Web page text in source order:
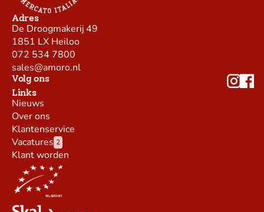
Adres
De Droogmakerij 49
1851 LX Heiloo
072 534 7800
sales@amoro.nl
Volg ons
Links
Nieuws
Over ons
Klantenservice
Vacatures 2
Klant worden